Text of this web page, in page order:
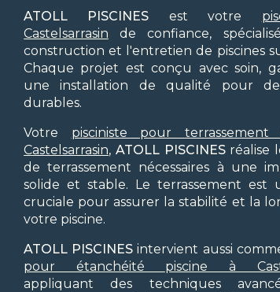
ATOLL PISCINES est votre
Castelsarrasin de confiance,
construction et l'entretien de piscines
Chaque projet est conçu avec soin,
une installation de qualité pour
durables.
Votre pisciniste pour terrassement
Castelsarrasin, ATOLL PISCINESréalise
de terrassement nécessaires à une
solide et stable. Le terrassement est
cruciale pour assurer la stabilité et la
votre piscine.
ATOLL PISCINES intervient aussi
pour étanchéité piscine à
appliquant des techniques